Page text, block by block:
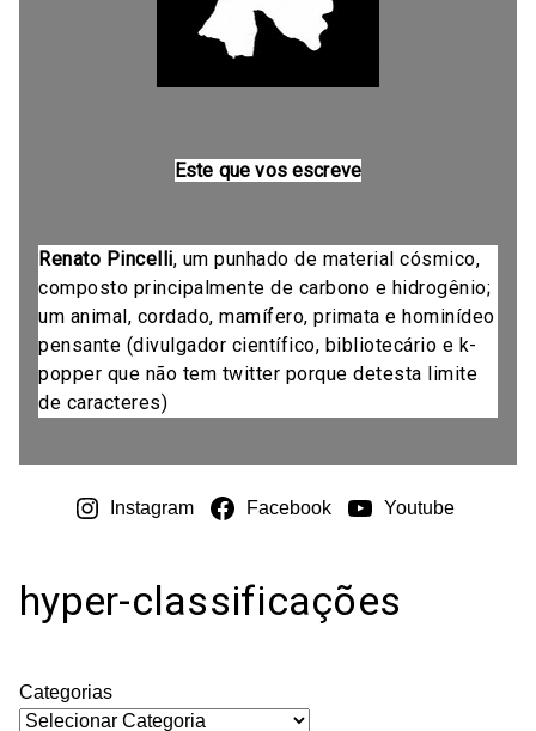
Este que vos escreve
Renato Pincelli, um punhado de material cósmico,
composto principalmente de carbono e hidrogênio;
um animal, cordado, mamífero, primata e hominídeo
pensante (divulgador científico, bibliotecário e k-
popper que não tem twitter porque detesta limite
de caracteres)
Instagram Facebook Youtube
hyper-classificações
Categorias